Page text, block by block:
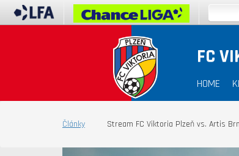
FC
HOME
Články Stream FC Viktoria Plzeň vs. Artis